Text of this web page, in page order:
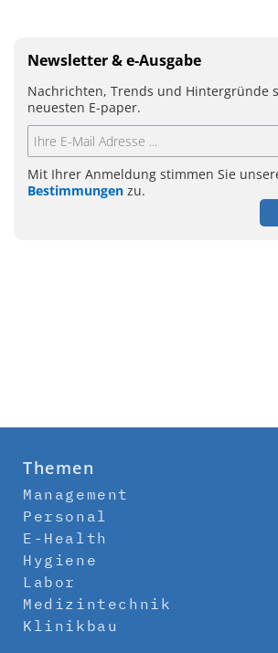
Newsletter & e-Ausgabe
Nachrichten, Trends und Hintergründe
neuesten E-paper.
Mit Ihrer Anmeldung stimmen Sie
Bestimmungen zu.
Themen
Management
Personal
E-Health
Hygiene
Labor
Medizintechnik
Klinikbau